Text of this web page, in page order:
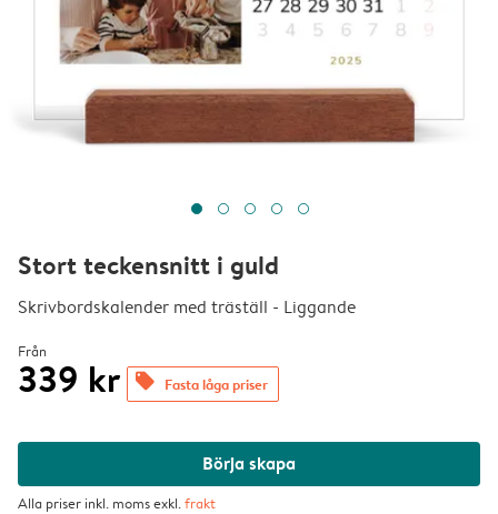
Stort teckensnitt i guld
Skrivbordskalender med träställ - Liggande
Från
339 kr offers Fasta låga priser
Börja skapa
Alla priser inkl. moms exkl.frakt